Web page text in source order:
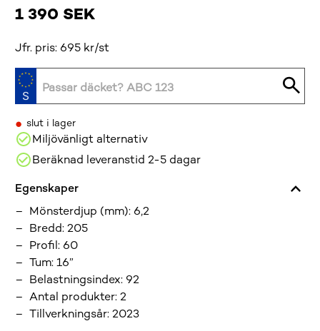
1 390 SEK
Jfr. pris: 695 kr/st
• slut i lager
Miljövänligt alternativ
Beräknad leveranstid 2-5 dagar
Egenskaper
Mönsterdjup (mm): 6,2
Bredd:205
Profil: 60
Tum:16”
Belastningsindex: 92
Antal produkter:2
Tillverkningsår:2023